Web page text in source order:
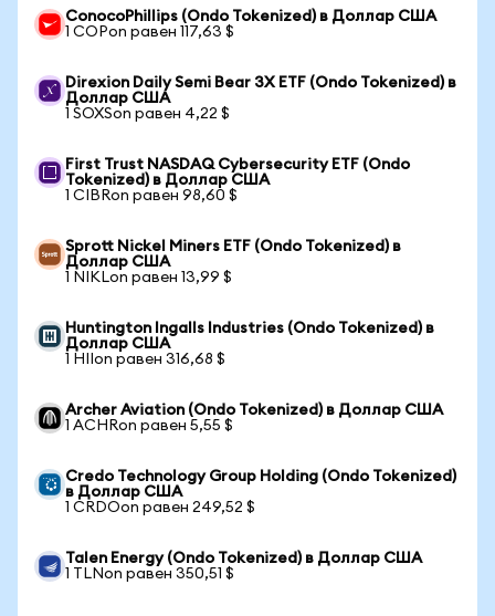
ConocoPhillips (Ondo Tokenized) в Доллар США
1 COPon равен 117,63 $
Direxion Daily Semi Bear 3X ETF (Ondo Tokenized) в
Доллар США
1 SOXSon равен 4,22 $
First Trust NASDAQ Cybersecurity ETF (Ondo
Tokenized) в Доллар США
1 CIBRon равен 98,60 $
Sprott Nickel Miners ETF (Ondo Tokenized) в
Доллар США
1 NIKLon равен 13,99 $
Huntington Ingalls Industries (Ondo Tokenized) в
Доллар США
1 HIIon равен 316,68 $
Archer Aviation (Ondo Tokenized) в Доллар США
1 ACHRon равен 5,55 $
Credo Technology Group Holding (Ondo Tokenized)
в Доллар США
1 CRDOon равен 249,52 $
Talen Energy (Ondo Tokenized) в Доллар США
1 TLNon равен 350,51 $